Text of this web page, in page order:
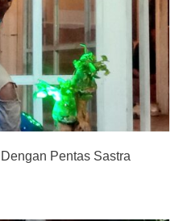
Pentas Sastra